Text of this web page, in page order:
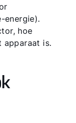
energie).
hoe
apparaat is.